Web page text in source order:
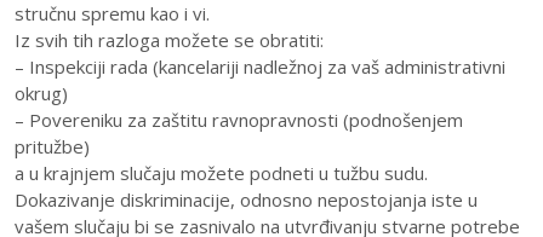
stručnu spremu kao i vi.
Iz svih tih razloga možete se obratiti:
– Inspekciji rada (kancelariji nadležnoj za vaš administrativni
okrug)
– Povereniku za zaštitu ravnopravnosti (podnošenjem
pritužbe)
a u krajnjem slučaju možete podneti u tužbu sudu.
Dokazivanje diskriminacije, odnosno nepostojanja iste u
vašem slučaju bi se zasnivalo na utvrđivanju stvarne potrebe